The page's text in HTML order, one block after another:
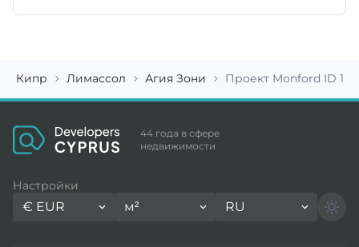
Кипр Лимассол Агия Зони Проект Monford ID
44 года в сфере
недвижимости
Настройки
€ EUR м² RU